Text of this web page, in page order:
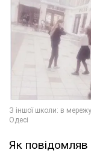
Як повідомляв